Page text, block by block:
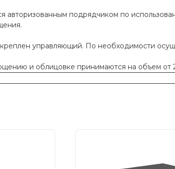
авторизованным подрядчиком по
управляющий. По необходимости
и облицовке принимаются на объем от